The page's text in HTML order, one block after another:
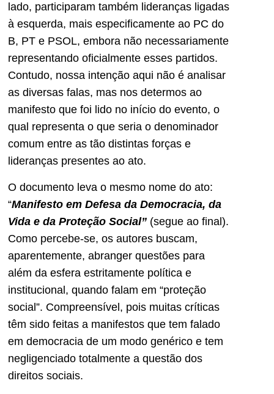
lado, participaram também lideranças ligadas
à esquerda, mais especificamente ao PC do
B, PT e PSOL, embora não necessariamente
representando oficialmente esses partidos.
Contudo, nossa intenção aqui não é analisar
as diversas falas, mas nos determos ao
manifesto que foi lido no início do evento, o
qual representa o que seria o denominador
comum entre as tão distintas forças e
lideranças presentes ao ato.
O documento leva o mesmo nome do ato:
“Manifesto em Defesa da Democracia, da
Vida e da Proteção Social” (segue ao final).
Como percebe-se, os autores buscam,
aparentemente, abranger questões para
além da esfera estritamente política e
institucional, quando falam em “proteção
social”. Compreensível, pois muitas críticas
têm sido feitas a manifestos que tem falado
em democracia de um modo genérico e tem
negligenciado totalmente a questão dos
direitos sociais.